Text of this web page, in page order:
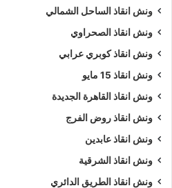
ونش انقاذ الساحل الشمالي
ونش انقاذ الصحراوي
ونش انقاذ كوبري عرابي
ونش انقاذ 15 مايو
ونش انقاذ القاهرة الجديدة
ونش انقاذ روض الفرج
ونش انقاذ عابدين
ونش انقاذ الشرقية
ونش انقاذ الطريق الدائري